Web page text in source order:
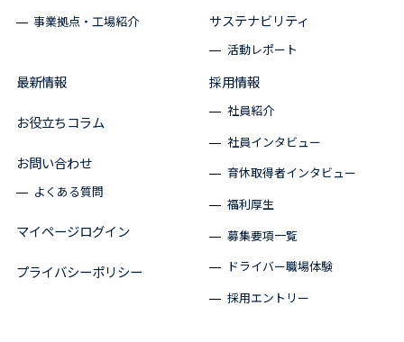
事業拠点・工場紹介
サステナビリティ
活動レポート
最新情報
お役立ちコラム
お問い合わせ
よくある質問
マイページログイン
プライバシーポリシー
採用情報
社員紹介
社員インタビュー
育休取得者インタビュー
福利厚生
募集要項一覧
ドライバー職場体験
採用エントリー